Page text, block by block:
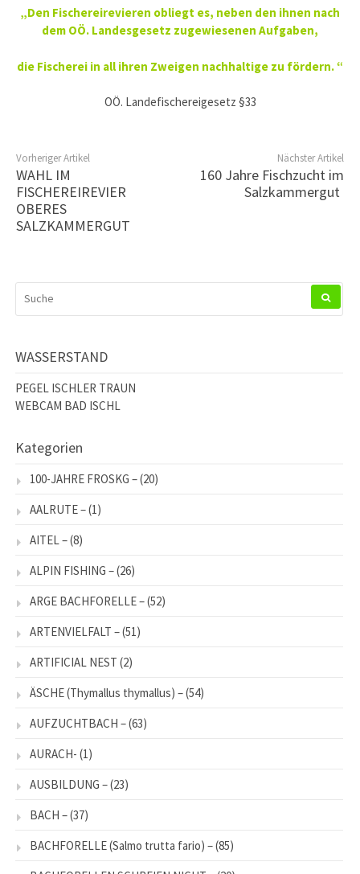
„Den Fischereirevieren obliegt es, neben den ihnen nach
dem OÖ. Landesgesetz zugewiesenen Aufgaben,
die Fischerei in all ihren Zweigen nachhaltige zu fördern. “
OÖ. Landefischereigesetz §33
Vorheriger Artikel
WAHL IM
FISCHEREIREVIER
OBERES
SALZKAMMERGUT
Nächster Artikel
160 Jahre Fischzucht im
Salzkammergut
NACH:
WASSERSTAND
PEGEL ISCHLER TRAUN
WEBCAM BAD ISCHL
Kategorien
100-JAHRE FROSKG –(20)
AALRUTE –(1)
AITEL –(8)
ALPIN FISHING –(26)
ARGE BACHFORELLE –(52)
ARTENVIELFALT –(51)
ARTIFICIAL NEST (2)
ÄSCHE (Thymallus thymallus) –(54)
AUFZUCHTBACH –(63)
AURACH- (1)
AUSBILDUNG –(23)
BACH –(37)
BACHFORELLE (Salmo trutta fario) –(85)